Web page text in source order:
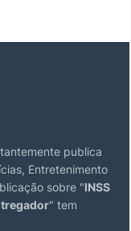
publica
Entretenimento
sobre "INSS
" tem